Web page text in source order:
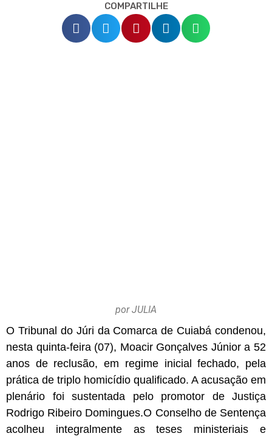
COMPARTILHE
por JULIA
O Tribunal do Júri da Comarca de Cuiabá condenou,
nesta quinta-feira (07), Moacir Gonçalves Júnior a 52
anos de reclusão, em regime inicial fechado, pela
prática de triplo homicídio qualificado. A acusação em
plenário foi sustentada pelo promotor de Justiça
Rodrigo Ribeiro Domingues.O Conselho de Sentença
acolheu integralmente as teses ministeriais e